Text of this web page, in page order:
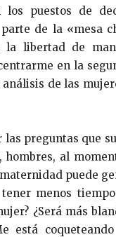
los puestos de
de la «mesa
la libertad de
en la
de las
las preguntas que
hombres, al
puede
tener menos
¿Será más
está